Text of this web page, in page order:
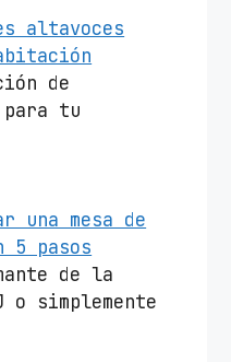
altavoces
de
para tu
una mesa de
5 pasos
de la
o simplemente